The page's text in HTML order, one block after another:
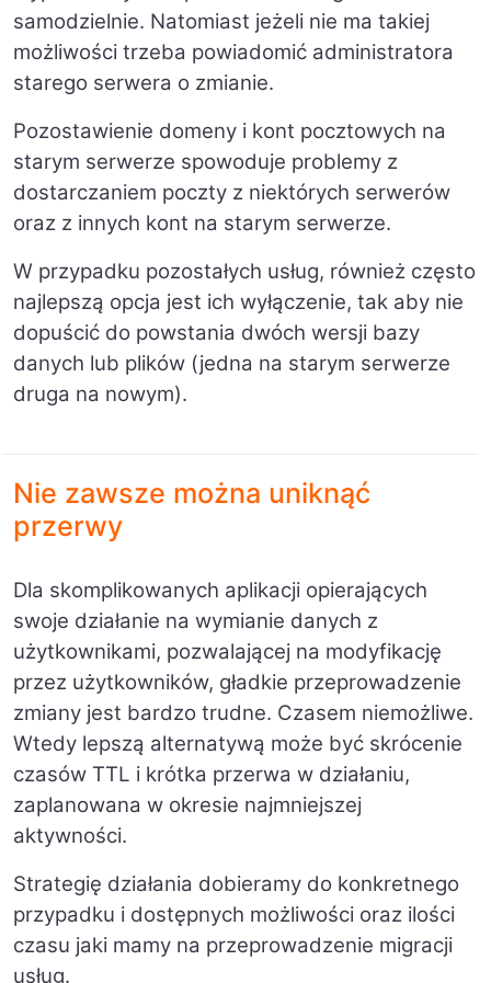
samodzielnie. Natomiast jeżeli nie ma takiej
możliwości trzeba powiadomić administratora
starego serwera o zmianie.
Pozostawienie domeny i kont pocztowych na
starym serwerze spowoduje problemy z
dostarczaniem poczty z niektórych serwerów
oraz z innych kont na starym serwerze.
W przypadku pozostałych usług, również często
najlepszą opcja jest ich wyłączenie, tak aby nie
dopuścić do powstania dwóch wersji bazy
danych lub plików (jedna na starym serwerze
druga na nowym).
Nie zawsze można uniknąć
przerwy
Dla skomplikowanych aplikacji opierających
swoje działanie na wymianie danych z
użytkownikami, pozwalającej na modyfikację
przez użytkowników, gładkie przeprowadzenie
zmiany jest bardzo trudne. Czasem niemożliwe.
Wtedy lepszą alternatywą może być skrócenie
czasów TTL i krótka przerwa w działaniu,
zaplanowana w okresie najmniejszej
aktywności.
Strategię działania dobieramy do konkretnego
przypadku i dostępnych możliwości oraz ilości
czasu jaki mamy na przeprowadzenie migracji
usług.